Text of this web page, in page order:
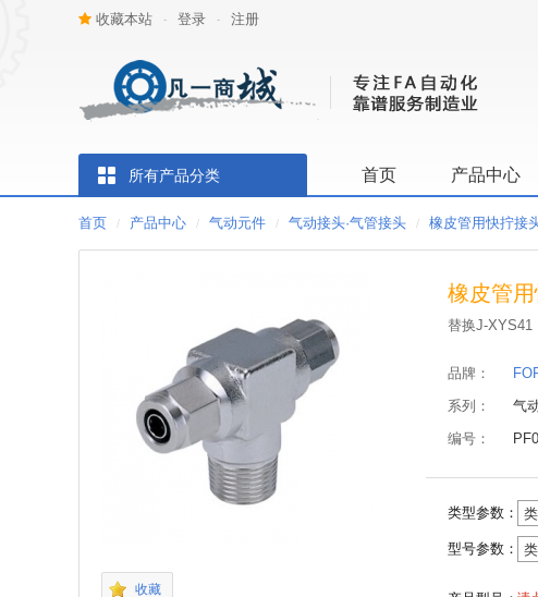
收藏本站 - 登录 - 注册
所有产品分类 首页 产品中心
首页 / 产品中心 / 气动元件 / 气动接头·气管接头 / 橡皮管用快拧接
收藏
橡皮管
替换J-XYS41
品牌：
系列：
气
编号：
类型参数：
型号参数：